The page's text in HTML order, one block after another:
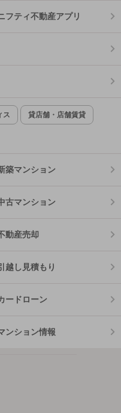
フティ不動産アプリ
ス 貸店舗・店舗賃貸
築マンション
古マンション
動産売却
越し見積もり
ードローン
ンション情報